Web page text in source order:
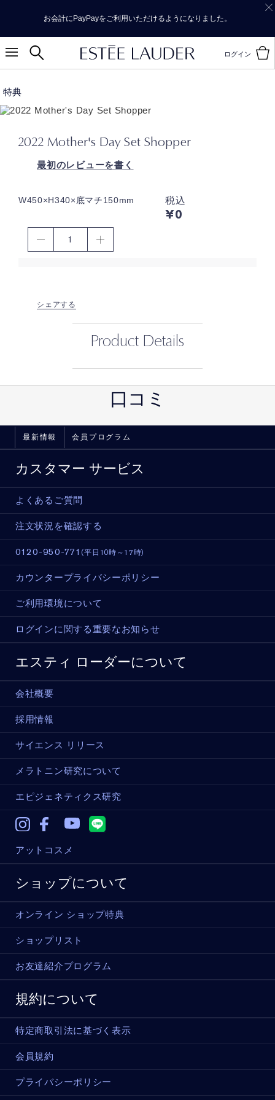
お会計にPayPayをご利用いただけるようになりました。
ログイン
特典
2022 Mother's Day Set Shopper
最初のレビューを書く
W450×H340×底マチ150mm 税込
¥0
1
シェアする
Product Details
口コミ
最新情報 会員プログラム
カスタマー サービス
よくあるご質問
注文状況を確認する
0120-950-771 (平日10時～17時)
カウンタープライバシーポリシー
ご利用環境について
ログインに関する重要なお知らせ
エスティ ローダーについて
会社概要
採用情報
サイエンス リリース
メラトニン研究について
エピジェネティクス研究
InstagramFacebook
アットコスメ
ショップについて
オンライン ショップ特典
ショップリスト
お友達紹介プログラム
規約について
特定商取引法に基づく表示
会員規約
プライバシーポリシー